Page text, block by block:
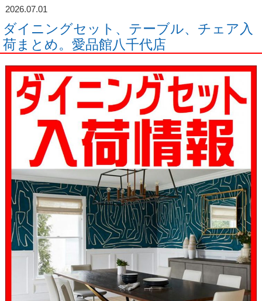
2026.07.01
ダイニングセット、テーブル、チェア入
荷まとめ。愛品館八千代店